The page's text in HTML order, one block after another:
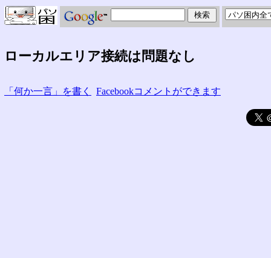
ローカルエリア接続は問題なし
「何か一言」を書く Facebookコメントができます